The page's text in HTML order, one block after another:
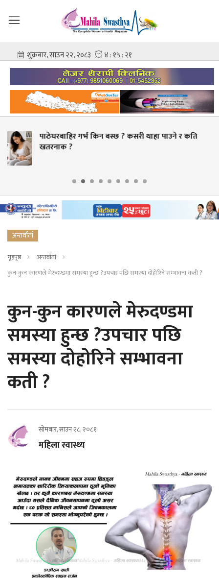
पाउने र कति
स्वास्थ्य क्षेत्रमा व्यापक सुधारको
अन्तर्वार्ता
गृहपृष्ठ
अन्तर्वार्ता
कुन-कुन कारणले मेरुदण्डमा समस्या हुन्छ ?उपचार पछि समस्या दोहोरिने सम्भावना कती ?
कुन-कुन कारणले मेरुदण्डमा
समस्या हुन्छ ?उपचार पछि
समस्या दोहोरिने सम्भावना
कती ?
सोमबार, साउन २८, २०८१
महिला स्वास्थ्य